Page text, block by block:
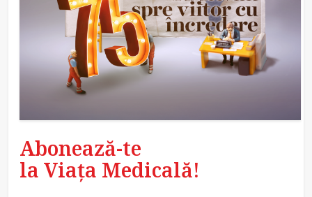
Abonează-te
la Viața Medicală!